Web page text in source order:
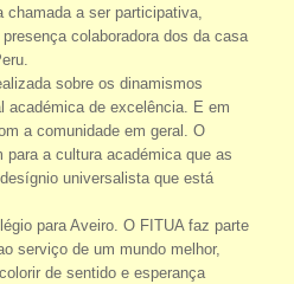
chamada a ser participativa,
colaboradora dos da casa
sobre os dinamismos
académica de excelência. E em
a comunidade em geral. O
a cultura académica que as
universalista que está
para Aveiro. O FITUA faz parte
serviço de um mundo melhor,
de sentido e esperança